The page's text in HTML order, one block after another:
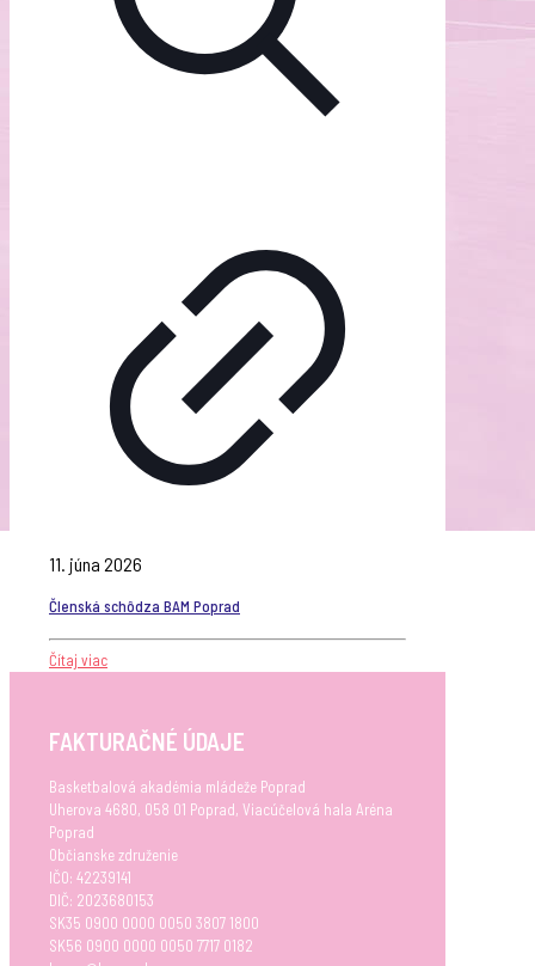
11. júna 2026
Členská schôdza BAM Poprad
Čítaj viac
FAKTURAČNÉ ÚDAJE
Basketbalová akadémia mládeže Poprad
Uherova 4680, 058 01 Poprad, Viacúčelová hala Aréna
Poprad
Občianske združenie
IČO: 42239141
DIČ: 2023680153
SK35 0900 0000 0050 3807 1800
SK56 0900 0000 0050 7717 0182